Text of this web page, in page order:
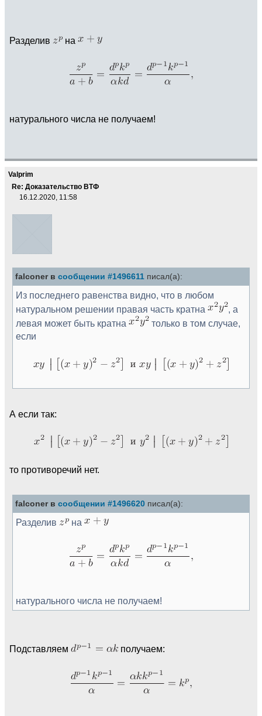
Разделив на
натурального числа не получаем!
Valprim
Re: Доказательство ВТФ
16.12.2020, 11:58
falconer в сообщении #1496611 писал(а):
Из последнего равенства видно, что в любом
натуральном решении правая часть кратна
, а
левая может быть кратна
только в том случае,
если
А если так:
то противоречий нет.
falconer в сообщении #1496620 писал(а):
Разделив на
натурального числа не получаем!
Подставляем получаем: